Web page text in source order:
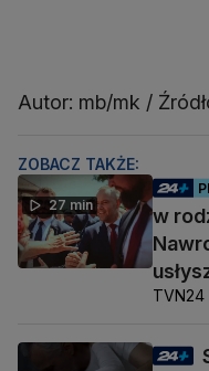
Autor: mb/mk /
ZOBACZ TAKŻE:
27 min
w
TVN24